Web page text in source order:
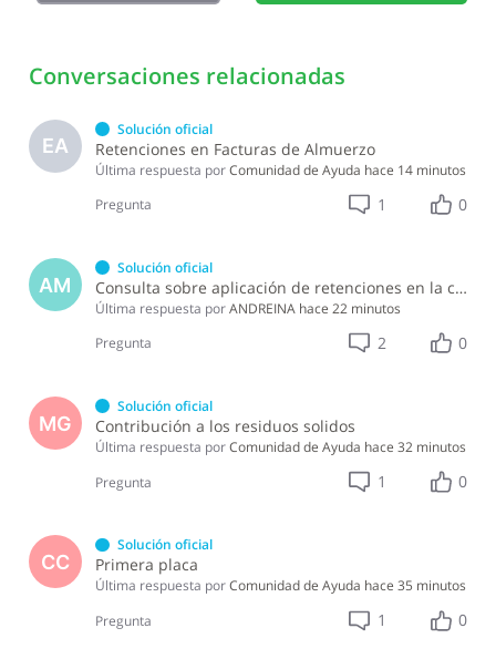
Conversaciones relacionadas
EA
Solución oficial
Retenciones en Facturas de Almuerzo
Última respuesta porComunidad de Ayuda hace 14 minutos
Pregunta
1 0
AM
Solución oficial
Consulta sobre aplicación de retenciones en la compra de alimentos a persona física
Última respuesta porANDREINA hace 22 minutos
Pregunta
2 0
MG
Solución oficial
Contribución a los residuos solidos
Última respuesta porComunidad de Ayuda hace 32 minutos
Pregunta
1 0
CC
Solución oficial
Primera placa
Última respuesta porComunidad de Ayuda hace 35 minutos
Pregunta
1 0